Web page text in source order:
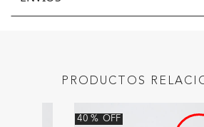
PRODUCTOS
40% OFF